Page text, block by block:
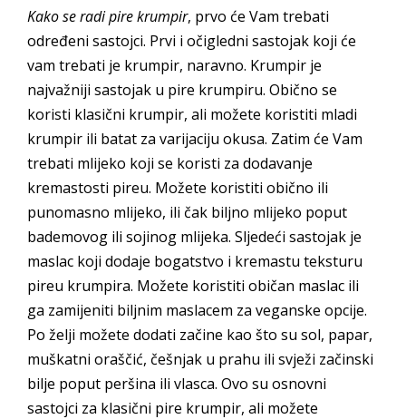
Kako se radi pire krumpir, prvo će Vam trebati
određeni sastojci. Prvi i očigledni sastojak koji će
vam trebati je krumpir, naravno. Krumpir je
najvažniji sastojak u pire krumpiru. Obično se
koristi klasični krumpir, ali možete koristiti mladi
krumpir ili batat za varijaciju okusa. Zatim će Vam
trebati mlijeko koji se koristi za dodavanje
kremastosti pireu. Možete koristiti obično ili
punomasno mlijeko, ili čak biljno mlijeko poput
bademovog ili sojinog mlijeka. Sljedeći sastojak je
maslac koji dodaje bogatstvo i kremastu teksturu
pireu krumpira. Možete koristiti običan maslac ili
ga zamijeniti biljnim maslacem za veganske opcije.
Po želji možete dodati začine kao što su sol, papar,
muškatni oraščić, češnjak u prahu ili svježi začinski
bilje poput peršina ili vlasca. Ovo su osnovni
sastojci za klasični pire krumpir, ali možete